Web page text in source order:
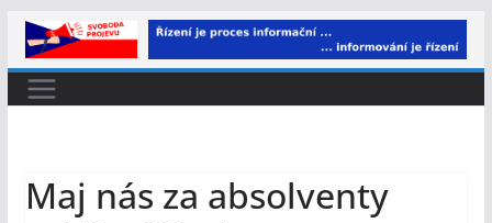
Přeskočit
na
obsah
Maj nás za absolventy